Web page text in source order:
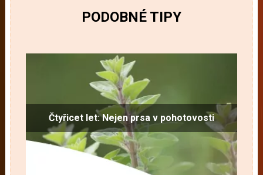
PODOBNÉ TIPY
Čtyřicet let: Nejen prsa v pohotovosti